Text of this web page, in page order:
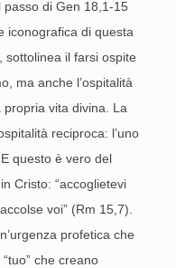
di Gen 18,1-15
iconografica di questa
sottolinea il farsi ospite
ma anche l’ospitalità
propria vita divina. La
reciproca: l’uno
questo è vero del
Cristo: “accoglietevi
voi” (Rm 15,7).
profetica che
che creano